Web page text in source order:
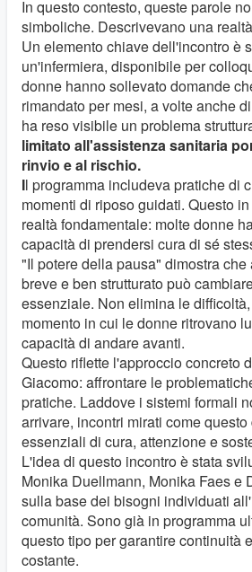
In questo contesto, queste parole
simboliche. Descrivevano una
Un elemento chiave dell'incontro è
un'infermiera, disponibile per
donne hanno sollevato domande
rimandato per mesi, a volte anche
ha reso visibile un problema
limitato all'assistenza sanitaria
rinvio e al rischio.
Il programma includeva pratiche di
momenti di riposo guidati. Questo
realtà fondamentale: molte donne
capacità di prendersi cura di sé
"Il potere della pausa" dimostra
breve e ben strutturato può
essenziale. Non elimina le
momento in cui le donne ritrovano
capacità di andare avanti.
Questo riflette l'approccio concreto
Giacomo: affrontare le
pratiche. Laddove i sistemi formali
arrivare, incontri mirati come
essenziali di cura, attenzione e
L'idea di questo incontro è stata
Monika Duellmann, Monika Faes e
sulla base dei bisogni individuati
comunità. Sono già in programma
questo tipo per garantire continuità
costante.